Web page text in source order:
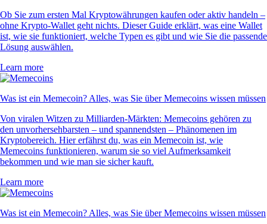
Ob Sie zum ersten Mal Kryptowährungen kaufen oder aktiv handeln –
ohne Krypto-Wallet geht nichts. Dieser Guide erklärt, was eine Wallet
ist, wie sie funktioniert, welche Typen es gibt und wie Sie die passende
Lösung auswählen.
Learn more
Was ist ein Memecoin? Alles, was Sie über Memecoins wissen müssen
Von viralen Witzen zu Milliarden-Märkten: Memecoins gehören zu
den unvorhersehbarsten – und spannendsten – Phänomenen im
Kryptobereich. Hier erfährst du, was ein Memecoin ist, wie
Memecoins funktionieren, warum sie so viel Aufmerksamkeit
bekommen und wie man sie sicher kauft.
Learn more
Was ist ein Memecoin? Alles, was Sie über Memecoins wissen müssen